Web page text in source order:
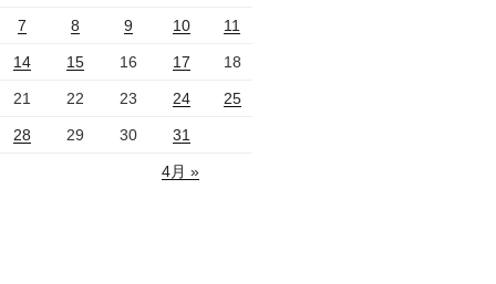
7 8 9 10 11
14 15 16 17 18
21 22 23 24 25
28 29 30 31
4月 »